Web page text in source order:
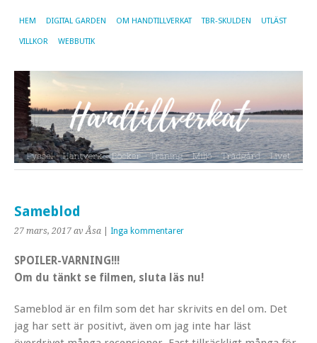
HEM DIGITAL GARDEN OM HANDTILLVERKAT TBR-SKULDEN UTLÄST
VILLKOR WEBBUTIK
Sameblod
27 mars, 2017 av Åsa Inga kommentarer
SPOILER-VARNING!!!
Om du tänkt se filmen, sluta läs nu!
Sameblod är en film som det har skrivits en del om. Det
jag har sett är positivt, även om jag inte har läst